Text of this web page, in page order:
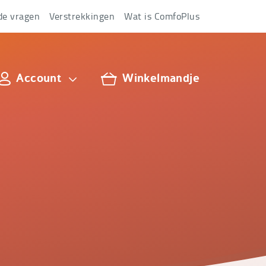
vragen Verstrekkingen Wat is ComfoPlus
Account Winkelmandje